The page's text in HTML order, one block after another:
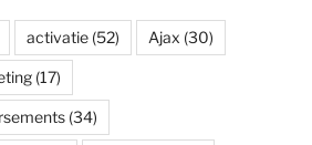
activatie(52) Ajax (30)
(17)
(34)